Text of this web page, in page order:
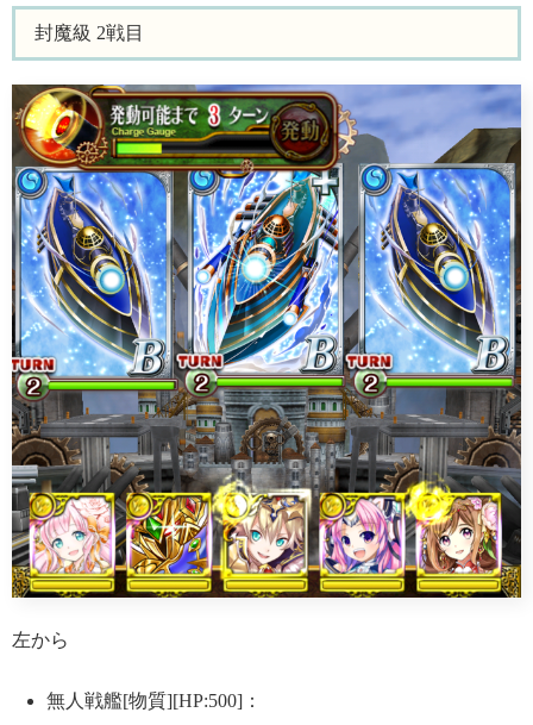
封魔級 2戦目
左から
無人戦艦[物質][HP:500]：